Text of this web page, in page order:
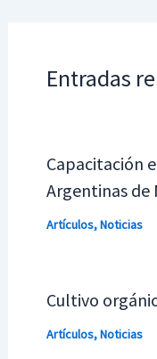
Entradas
Capacitación
Argentinas de
Artículos,Noticias
Cultivo
Artículos,Noticias